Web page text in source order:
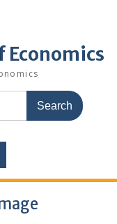
Economics